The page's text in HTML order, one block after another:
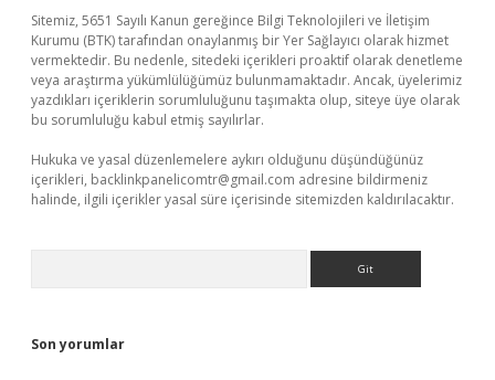
Sitemiz, 5651 Sayılı Kanun gereğince Bilgi Teknolojileri ve İletişim
Kurumu (BTK) tarafından onaylanmış bir Yer Sağlayıcı olarak hizmet
vermektedir. Bu nedenle, sitedeki içerikleri proaktif olarak denetleme
veya araştırma yükümlülüğümüz bulunmamaktadır. Ancak, üyelerimiz
yazdıkları içeriklerin sorumluluğunu taşımakta olup, siteye üye olarak
bu sorumluluğu kabul etmiş sayılırlar.
Hukuka ve yasal düzenlemelere aykırı olduğunu düşündüğünüz
içerikleri, backlinkpanelicomtr@gmail.com adresine bildirmeniz
halinde, ilgili içerikler yasal süre içerisinde sitemizden kaldırılacaktır.
Son yorumlar